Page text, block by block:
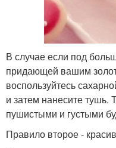
В случае если под
придающей вашим
воспользуйтесь
и затем нанесите
пушистыми и густыми
Правило второе -